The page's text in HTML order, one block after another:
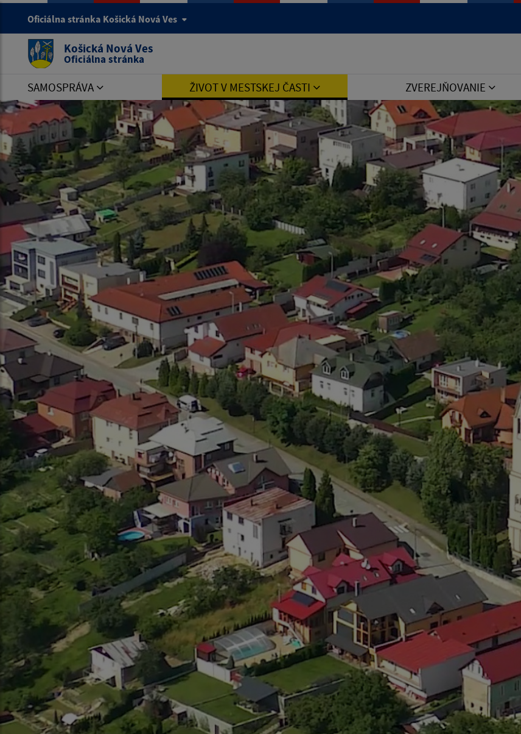
Oficiálna stránka Košická Nová Ves
Košická Nová Ves
Oficiálna stránka
SAMOSPRÁVA ŽIVOT V MESTSKEJ ČASTI ZVEREJŇOVANIE